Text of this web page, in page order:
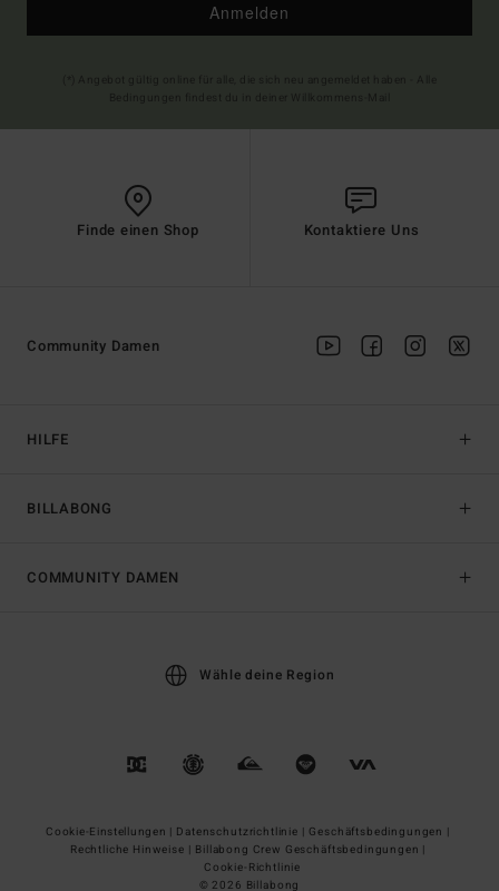
Anmelden
Finde einen Shop Kontaktiere Uns
HILFE
BILLABONG
Community Damen
COMMUNITY DAMEN
Wähle deine Region
Cookie-Einstellungen | Datenschutzrichtlinie | Geschäftsbedingungen |
Rechtliche Hinweise | Billabong Crew Geschäftsbedingungen |
Cookie-Richtlinie
© 2026 Billabong